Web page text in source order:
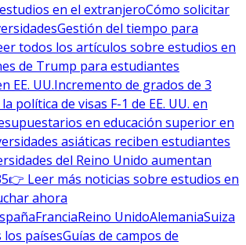
en el extranjeroCómo solicitar
Gestión del tiempo para
todos los artículos sobre estudios en
de Trump para estudiantes
EE. UU.Incremento de grados de 3
política de visas F-1 de EE. UU. en
en educación superior en
asiáticas reciben estudiantes
del Reino Unido aumentan
👉 Leer más noticias sobre estudios en
ahora
FranciaReino UnidoAlemaniaSuiza
paísesGuías de campos de